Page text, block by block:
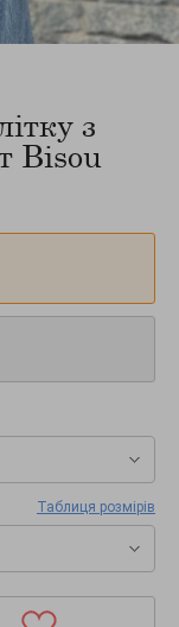
з
Bisou
Таблиця розмірів